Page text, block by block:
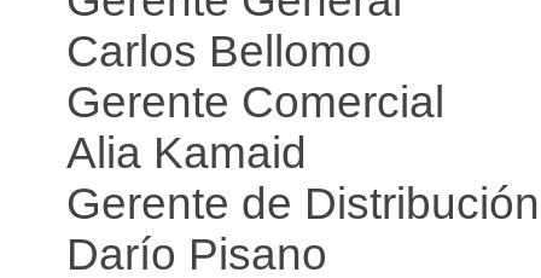
Carlos Bellomo
Gerente Comercial
Alia Kamaid
Gerente de Distribución
Darío Pisano